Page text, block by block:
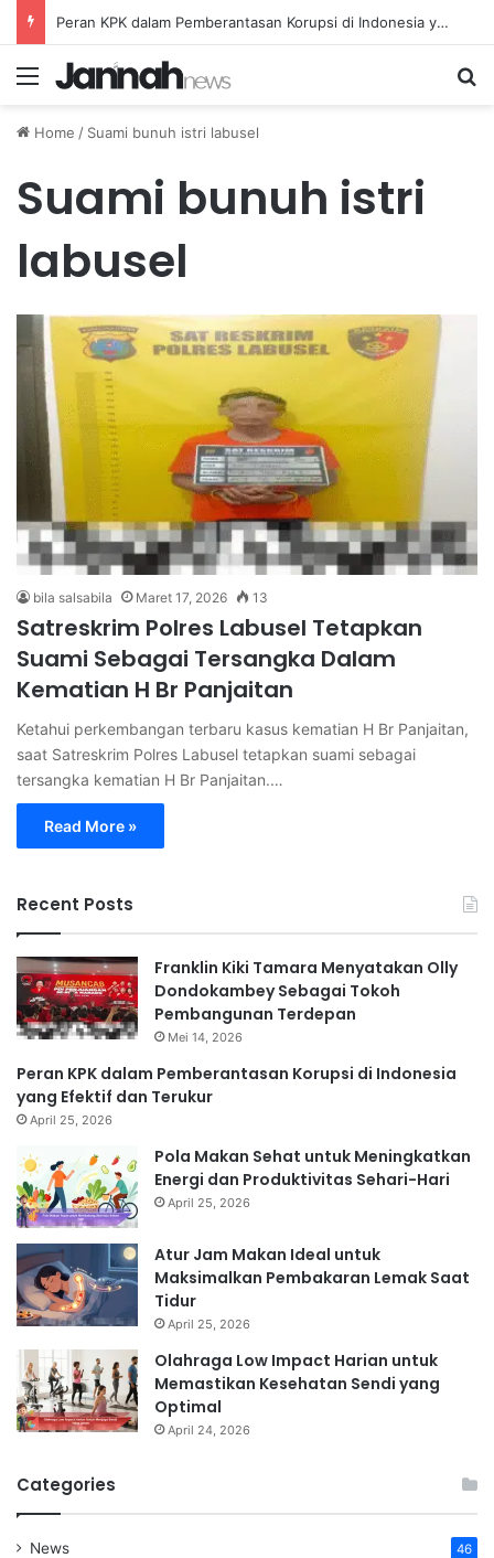
Peran KPK dalam Pemberantasan Korupsi di Indonesia yang Efektif dan Terukur
Menu
Home / Suami bunuh istri labusel
Suami bunuh istri
labusel
bila salsabila Maret 17, 2026 13
Satreskrim Polres Labusel Tetapkan
Suami Sebagai Tersangka Dalam
Kematian H Br Panjaitan
Ketahui perkembangan terbaru kasus kematian H Br Panjaitan,
saat Satreskrim Polres Labusel tetapkan suami sebagai
tersangka kematian H Br Panjaitan.…
Read More »
Recent Posts
Franklin Kiki Tamara Menyatakan Olly
Dondokambey Sebagai Tokoh
Pembangunan Terdepan
Mei 14, 2026
Peran KPK dalam Pemberantasan Korupsi di Indonesia
yang Efektif dan Terukur
April 25, 2026
Pola Makan Sehat untuk Meningkatkan
Energi dan Produktivitas Sehari-Hari
April 25, 2026
Atur Jam Makan Ideal untuk
Maksimalkan Pembakaran Lemak Saat
Tidur
April 25, 2026
Olahraga Low Impact Harian untuk
Memastikan Kesehatan Sendi yang
Optimal
April 24, 2026
Categories
News 46